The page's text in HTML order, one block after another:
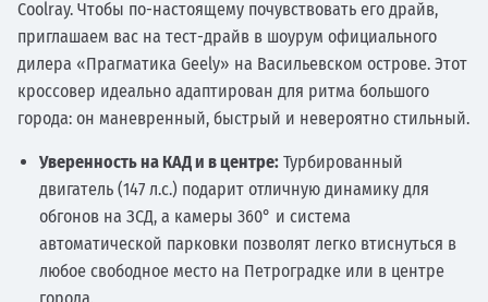
Coolray. Чтобы по-настоящему почувствовать его драйв,
приглашаем вас на тест-драйв в шоурум официального
дилера «Прагматика Geely» на Васильевском острове. Этот
кроссовер идеально адаптирован для ритма большого
города: он маневренный, быстрый и невероятно стильный.
Уверенность на КАД и в центре: Турбированный
двигатель (147 л.с.) подарит отличную динамику для
обгонов на ЗСД, а камеры 360° и система
автоматической парковки позволят легко втиснуться в
любое свободное место на Петроградке или в центре